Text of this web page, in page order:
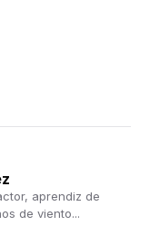
aprendiz de
de viento...